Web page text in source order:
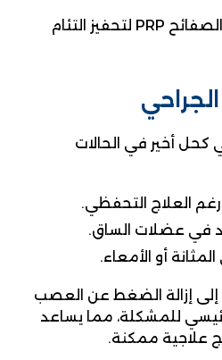
حقن البلازما الغنية بالصفائح PRP لتحفيز التئام
كحل أخير في الحالات
رغم العلاج التحفظي.
في عضلات الساق.
أو الأمعاء.
إلى إزالة الضغط عن العصب
للمشكلة، مما يساعد
علاجية ممكنة.